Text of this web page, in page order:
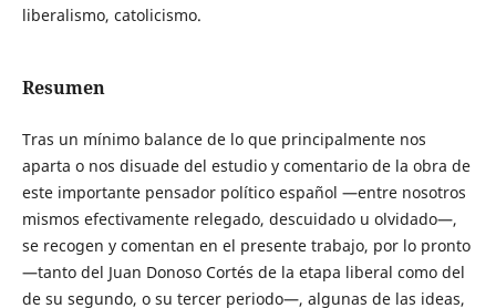
liberalismo, catolicismo.
Resumen
Tras un mínimo balance de lo que principalmente nos
aparta o nos disuade del estudio y comentario de la obra de
este importante pensador político español —entre nosotros
mismos efectivamente relegado, descuidado u olvidado—,
se recogen y comentan en el presente trabajo, por lo pronto
—tanto del Juan Donoso Cortés de la etapa liberal como del
de su segundo, o su tercer periodo—, algunas de las ideas,